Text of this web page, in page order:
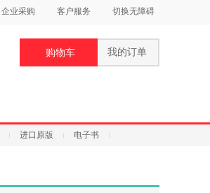
企业采购 客户服务 切换无障碍
购物车 我的订单
进口原版 电子书